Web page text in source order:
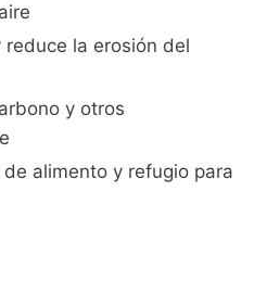
la erosión del
y otros
alimento y refugio para